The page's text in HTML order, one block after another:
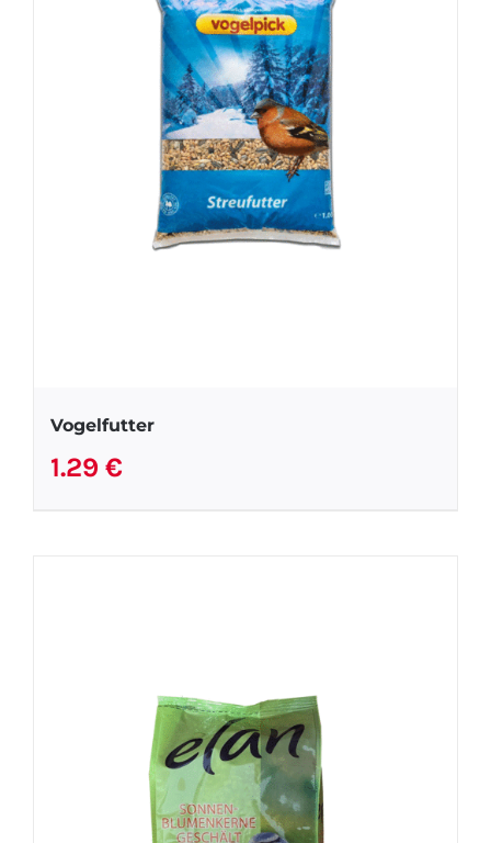
Vogelfutter
1.29 €